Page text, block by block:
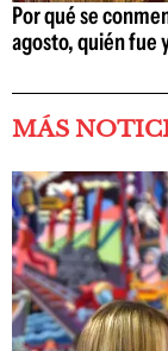
Por qué se
agosto, quién fue
MÁS